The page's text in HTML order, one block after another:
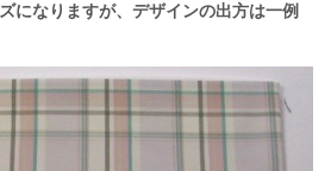
になりますが、デザインの出方は一例